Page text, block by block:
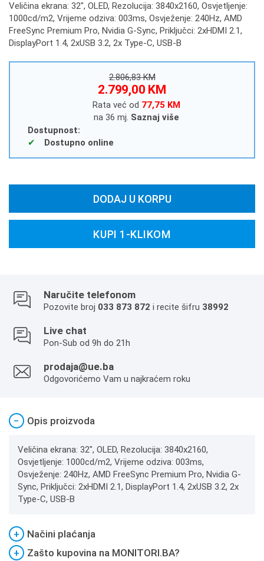
Veličina ekrana: 32", OLED, Rezolucija: 3840x2160, Osvjetljenje:
1000cd/m2, Vrijeme odziva: 003ms, Osvježenje: 240Hz, AMD
FreeSync Premium Pro, Nvidia G-Sync, Priključci: 2xHDMI 2.1,
DisplayPort 1.4, 2xUSB 3.2, 2x Type-C, USB-B
2.806,83 KM
2.799,00 KM
Rata već od 77,75 KM
na 36 mj. Saznaj više
Dostupnost:
Dostupno online
DODAJ U KORPU
KUPI 1-KLIKOM
Naručite telefonom
Pozovite broj 033 873 872 i recite šifru 38992
Live chat
Pon-Sub od 9h do 21h
prodaja@ue.ba
Odgovorićemo Vam u najkraćem roku
− Opis proizvoda
Veličina ekrana: 32", OLED, Rezolucija: 3840x2160,
Osvjetljenje: 1000cd/m2, Vrijeme odziva: 003ms,
Osvježenje: 240Hz, AMD FreeSync Premium Pro, Nvidia G-
Sync, Priključci: 2xHDMI 2.1, DisplayPort 1.4, 2xUSB 3.2, 2x
Type-C, USB-B
+
Načini plaćanja
+
Zašto kupovina na MONITORI.BA?